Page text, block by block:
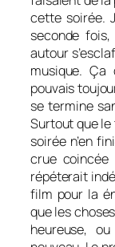
cette soirée.
seconde
autour
musique. Ça
pouvais
se termine
Surtout que le
soirée n’en
crue coincée
répéterait
film pour la
que les
heureuse,